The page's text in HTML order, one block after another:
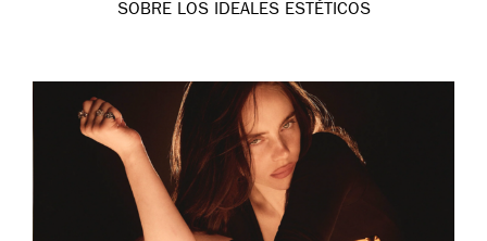
SOBRE LOS IDEALES ESTÉTICOS